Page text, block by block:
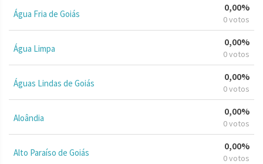
Água Fria de Goiás
0,00%
0 votos
Água Limpa
0,00%
0 votos
Águas Lindas de Goiás
0,00%
0 votos
Aloândia
0,00%
0 votos
Alto Paraíso de Goiás
0,00%
0 votos